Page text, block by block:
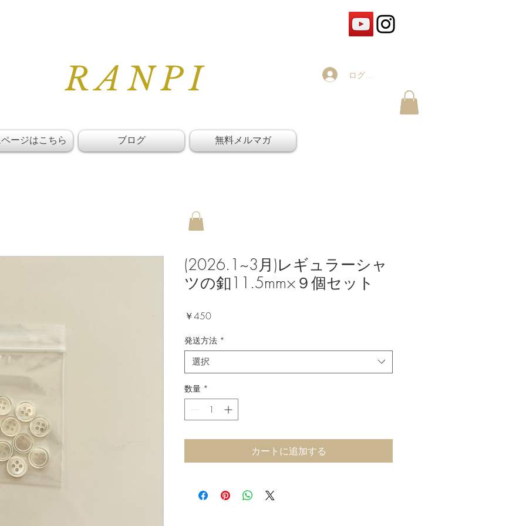
RANPI ログイン
ージはこちら ブログ 無料メルマガ
(2026.1~3月)レギュラーシャ
ツの釦11.5mm×９個セット
￥450価
発送方法 *
選択
数量 *
カートに追加する